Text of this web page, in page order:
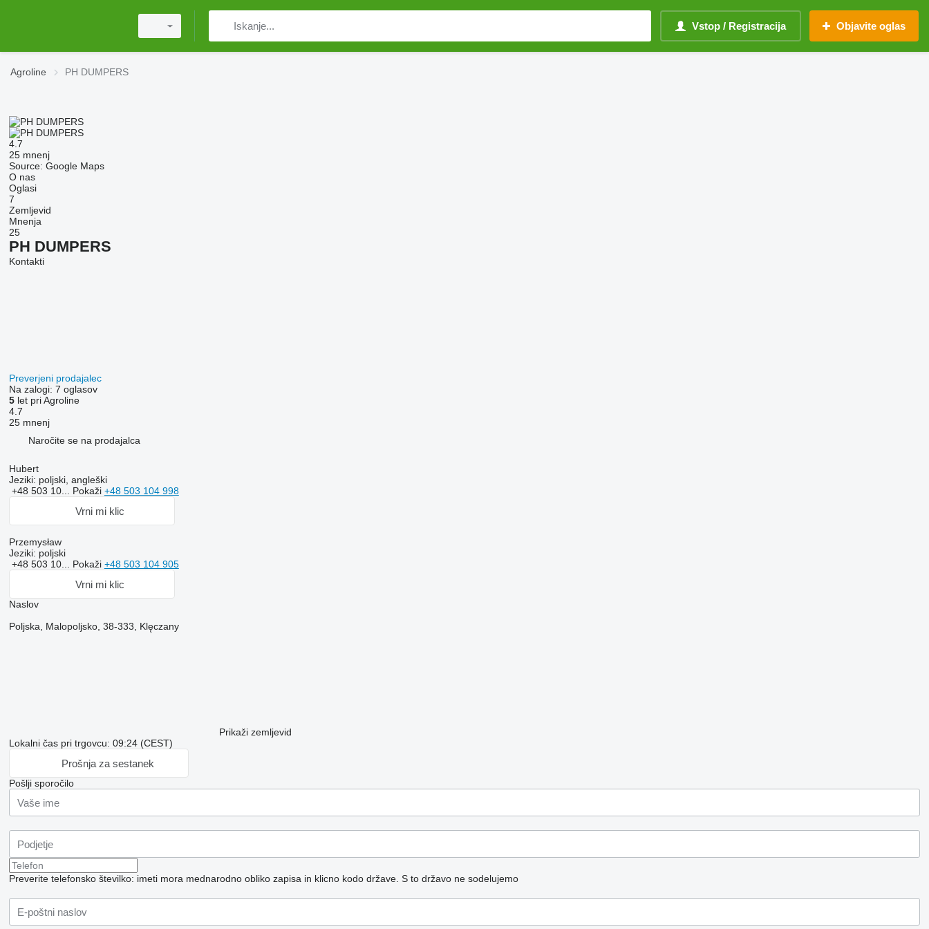
Vstop / Registracija Objavite oglas
Agroline PH DUMPERS
4.7
25 mnenj
Source: Google Maps
O nas
Oglasi
7
Zemljevid
Mnenja
25
PH DUMPERS
Kontakti
Preverjeni prodajalec
Na zalogi: 7 oglasov
5let pri Agroline
4.7
25 mnenj
Naročite se na prodajalca
Hubert
Jeziki: poljski, angleški
+48 503 10... Pokaži +48 503 104 998
Vrni mi klic
Przemysław
Jeziki: poljski
+48 503 10... Pokaži +48 503 104 905
Vrni mi klic
Naslov
Poljska, Malopoljsko, 38-333, Klęczany
Prikaži zemljevid
Lokalni čas pri trgovcu: 09:24 (CEST)
Prošnja za sestanek
Pošlji sporočilo
Preverite telefonsko številko: imeti mora mednarodno obliko zapisa in klicno kodo države. S to državo ne sodelujemo